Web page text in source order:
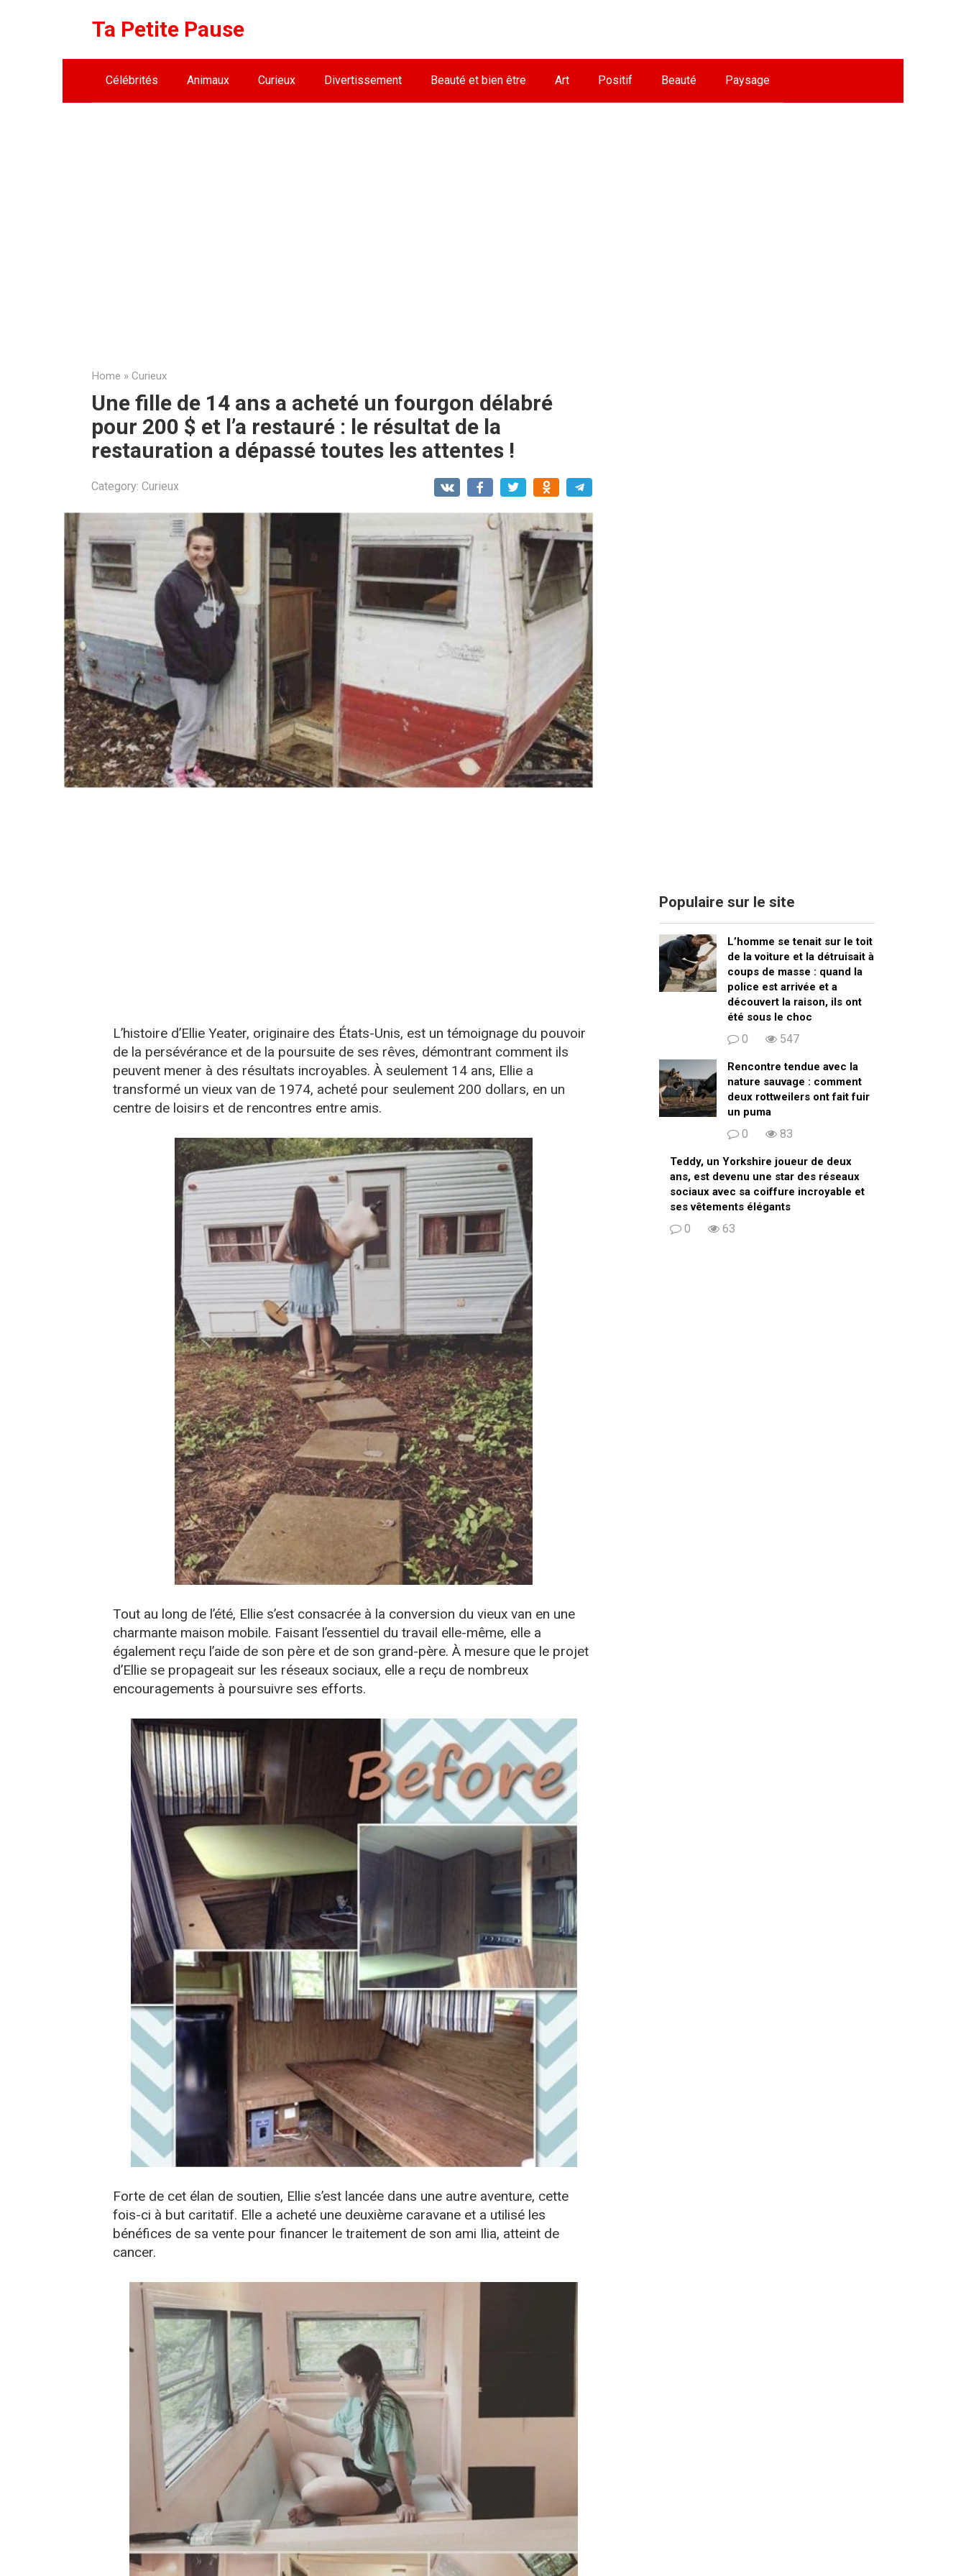
Ta Petite Pause
Célébrités Animaux Curieux Divertissement Beauté et bien être Art Positif Beauté Paysage
Home » Curieux
Une fille de 14 ans a acheté un fourgon délabré
pour 200 $ et l’a restauré : le résultat de la
restauration a dépassé toutes les attentes !
Category: Curieux
L’histoire d’Ellie Yeater, originaire des États-Unis, est un témoignage du pouvoir
de la persévérance et de la poursuite de ses rêves, démontrant comment ils
peuvent mener à des résultats incroyables. À seulement 14 ans, Ellie a
transformé un vieux van de 1974, acheté pour seulement 200 dollars, en un
centre de loisirs et de rencontres entre amis.
Tout au long de l’été, Ellie s’est consacrée à la conversion du vieux van en une
charmante maison mobile. Faisant l’essentiel du travail elle-même, elle a
également reçu l’aide de son père et de son grand-père. À mesure que le projet
d’Ellie se propageait sur les réseaux sociaux, elle a reçu de nombreux
encouragements à poursuivre ses efforts.
Forte de cet élan de soutien, Ellie s’est lancée dans une autre aventure, cette
fois-ci à but caritatif. Elle a acheté une deuxième caravane et a utilisé les
bénéfices de sa vente pour financer le traitement de son ami Ilia, atteint de
cancer.
Populaire sur le site
L’homme se tenait sur le toit
de la voiture et la détruisait à
coups de masse : quand la
police est arrivée et a
découvert la raison, ils ont
été sous le choc
0 547
Rencontre tendue avec la
nature sauvage : comment
deux rottweilers ont fait fuir
un puma
0 83
Teddy, un Yorkshire joueur de deux
ans, est devenu une star des réseaux
sociaux avec sa coiffure incroyable et
ses vêtements élégants
0 63